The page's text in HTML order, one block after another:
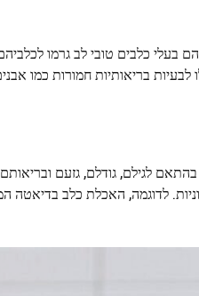
כלבים טובי לב גרמו
לבעיות בריאותיות חמורות כמו
לגילם, גודלם, גזעם
לדוגמה, האכלת כלב בדיאטה